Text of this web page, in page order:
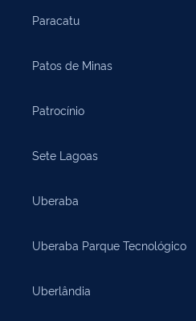
Paracatu
Patos de Minas
Patrocínio
Sete Lagoas
Uberaba
Uberaba Parque Tecnológico
Uberlândia